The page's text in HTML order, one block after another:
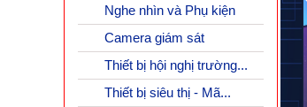
Nghe nhìn và Phụ kiện
Camera giám sát
Thiết bị hội nghị trường...
Thiết bị siêu thị - Mã...